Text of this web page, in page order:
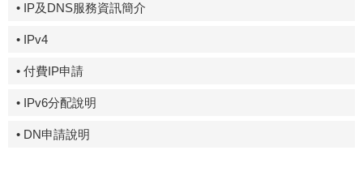
• IP及DNS服務資訊簡介
• IPv4
• 付費IP申請
• IPv6分配說明
• DN申請說明